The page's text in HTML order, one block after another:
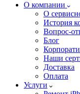
О компании
О
История
Вопрос-
Блог
Наши
Доставка
Оплата
Услуги